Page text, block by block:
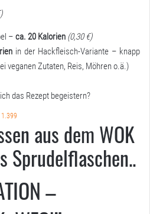
– ca. 20 Kalorien (0,30 €)
in der Hackfleisch-Variante – knapp
veganen Zutaten, Reis, Möhren o.ä.)
das Rezept begeistern?
1.399
aus dem WOK
Sprudelflaschen..
–